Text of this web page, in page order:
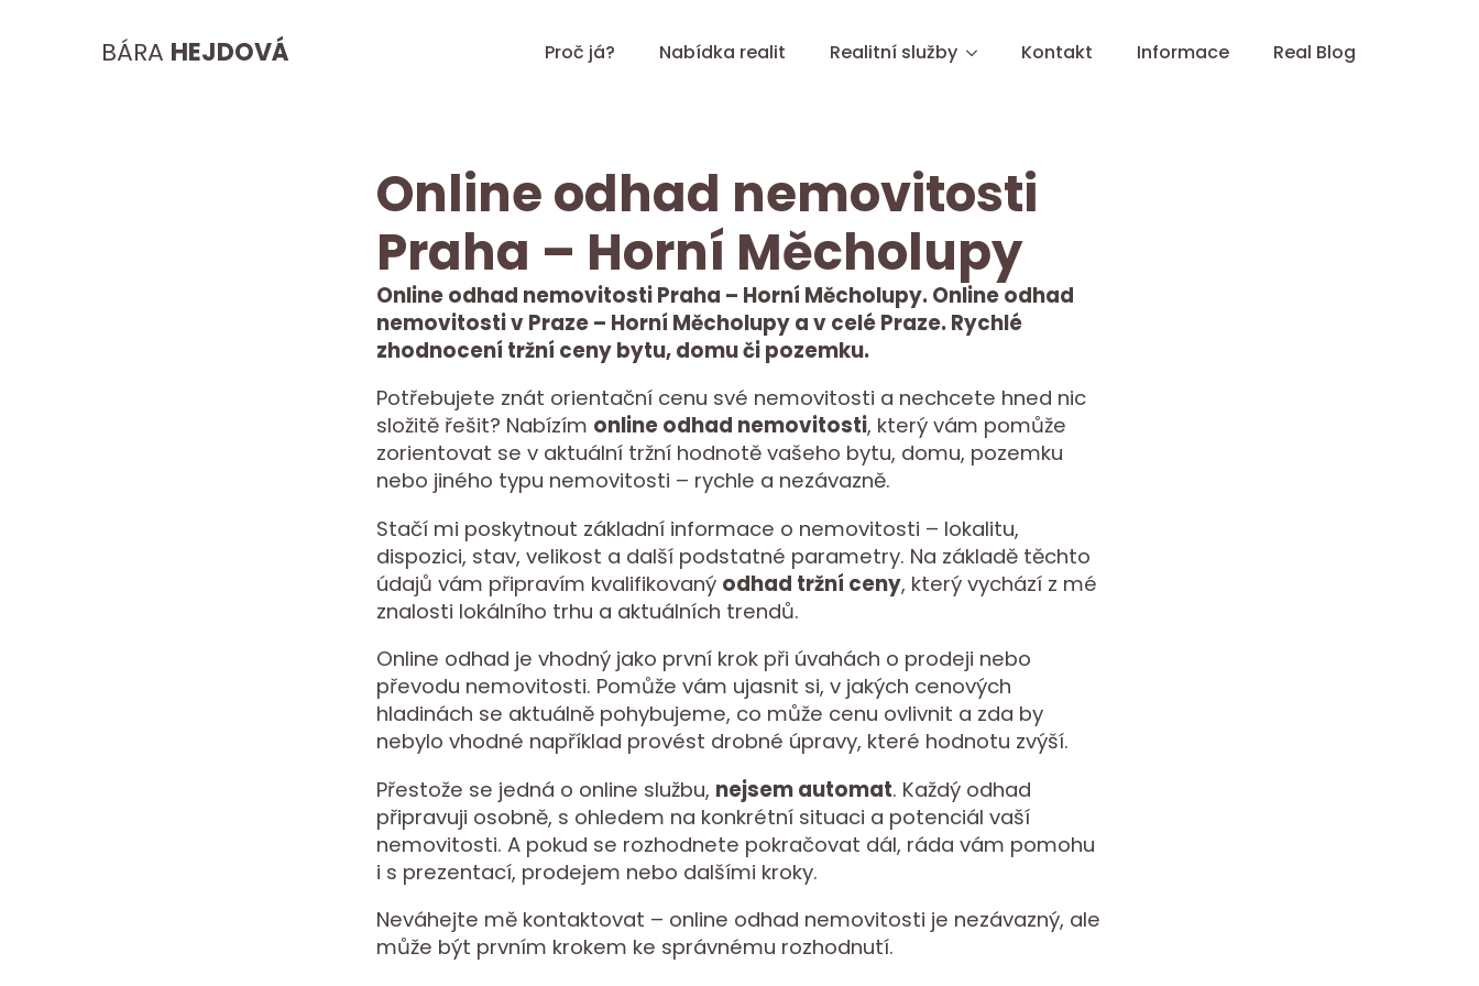
BÁRA HEJDOVÁ Proč já? Nabídka realit Realitní služby Kontakt Informace Real Blog
Online odhad nemovitosti
Praha – Horní Měcholupy
Online odhad nemovitosti Praha – Horní Měcholupy. Online odhad
nemovitosti v Praze – Horní Měcholupy a v celé Praze. Rychlé
zhodnocení tržní ceny bytu, domu či pozemku.
Potřebujete znát orientační cenu své nemovitosti a nechcete hned nic
složitě řešit? Nabízím online odhad nemovitosti, který vám pomůže
zorientovat se v aktuální tržní hodnotě vašeho bytu, domu, pozemku
nebo jiného typu nemovitosti – rychle a nezávazně.
Stačí mi poskytnout základní informace o nemovitosti – lokalitu,
dispozici, stav, velikost a další podstatné parametry. Na základě těchto
údajů vám připravím kvalifikovaný odhad tržní ceny, který vychází z mé
znalosti lokálního trhu a aktuálních trendů.
Online odhad je vhodný jako první krok při úvahách o prodeji nebo
převodu nemovitosti. Pomůže vám ujasnit si, v jakých cenových
hladinách se aktuálně pohybujeme, co může cenu ovlivnit a zda by
nebylo vhodné například provést drobné úpravy, které hodnotu zvýší.
Přestože se jedná o online službu, nejsem automat. Každý odhad
připravuji osobně, s ohledem na konkrétní situaci a potenciál vaší
nemovitosti. A pokud se rozhodnete pokračovat dál, ráda vám pomohu
i s prezentací, prodejem nebo dalšími kroky.
Neváhejte mě kontaktovat – online odhad nemovitosti je nezávazný, ale
může být prvním krokem ke správnému rozhodnutí.